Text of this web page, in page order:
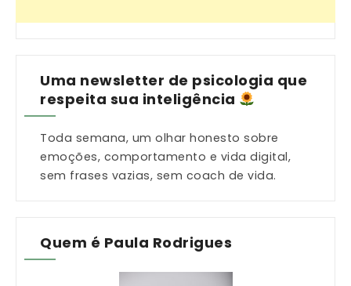
Uma newsletter de psicologia que
respeita sua inteligência
Toda semana, um olhar honesto sobre
emoções, comportamento e vida digital,
sem frases vazias, sem coach de vida.
Quem é Paula Rodrigues